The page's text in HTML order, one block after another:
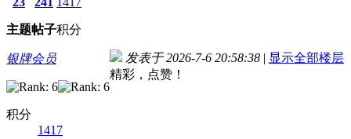
主题帖子积分
银牌会员
积分
1417
发表于 2026-7-6 20:58:38 | 显示全部楼层
精彩，点赞！